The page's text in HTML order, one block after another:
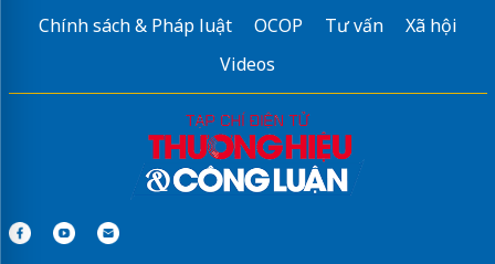
Chính sách & Pháp luật
OCOP Tư vấn
Xã hội
Videos